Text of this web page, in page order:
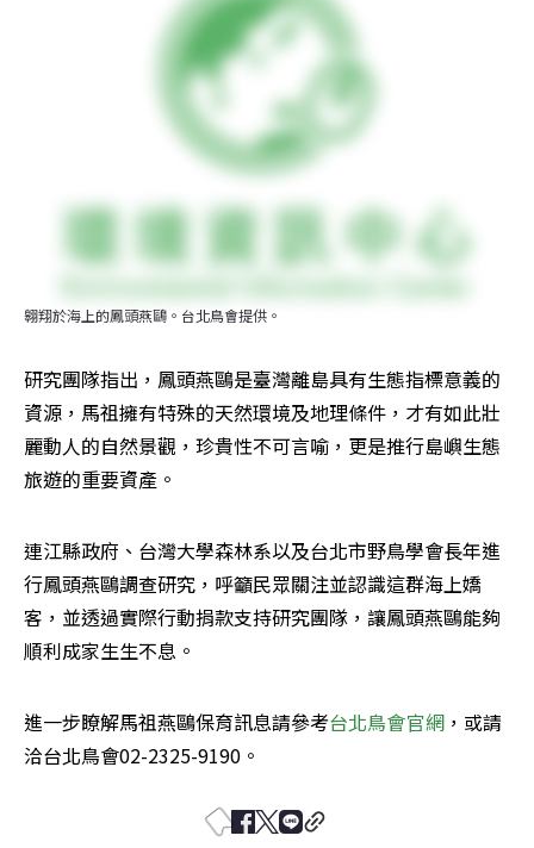
翱翔於海上的鳳頭燕鷗。台北鳥會提供。
研究團隊指出，鳳頭燕鷗是臺灣離島具有生態指標意義的
資源，馬祖擁有特殊的天然環境及地理條件，才有如此壯
麗動人的自然景觀，珍貴性不可言喻，更是推行島嶼生態
旅遊的重要資產。
連江縣政府、台灣大學森林系以及台北市野鳥學會長年進
行鳳頭燕鷗調查研究，呼籲民眾關注並認識這群海上嬌
客，並透過實際行動捐款支持研究團隊，讓鳳頭燕鷗能夠
順利成家生生不息。
進一步瞭解馬祖燕鷗保育訊息請參考台北鳥會官網，或請
洽台北鳥會02-2325-9190。